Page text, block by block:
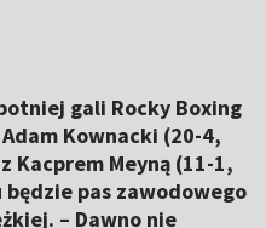
gali Rocky Boxing
Kownacki (20-4,
Kacprem Meyną (11-1,
pas zawodowego
– Dawno nie